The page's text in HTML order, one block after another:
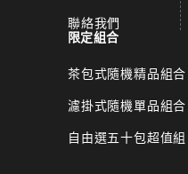
聯絡我們
限定組合
茶包式隨機精品組合
濾掛式隨機單品組合
自由選五十包超值組